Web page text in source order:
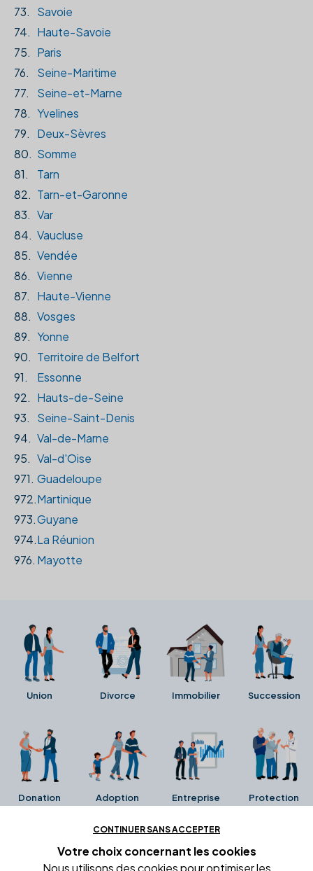
73.
Savoie
74. Haute-Savoie
75. Paris
76.
Seine-Maritime
77.
Seine-et-Marne
78. Yvelines
79.
Deux-Sèvres
80. Somme
81.
Tarn
82. Tarn-et-Garonne
83. Var
84. Vaucluse
85. Vendée
86. Vienne
87.
Haute-Vienne
88. Vosges
89. Yonne
90. Territoire de Belfort
91.
Essonne
92. Hauts-de-Seine
93.
Seine-Saint-Denis
94. Val-de-Marne
95. Val-d'Oise
971. Guadeloupe
972.Martinique
973.Guyane
974.La Réunion
976. Mayotte
Union Divorce Immobilier Succession
Donation Adoption Entreprise Protection
Ces avis proviennent directement de la fiche Google
Business de l'office notarial. Ils n'ont ni été collectés ni
CONTINUER SANS ACCEPTER
Votre choix concernant les cookies
Nous utilisons des cookies pour optimiser les